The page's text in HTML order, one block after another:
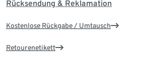
Rücksendung & Reklamation
Kostenlose Rückgabe / Umtausch
Retourenetikett